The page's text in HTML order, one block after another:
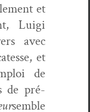
et
Lui­gi
avec
et
de
de pré­
sem­ble